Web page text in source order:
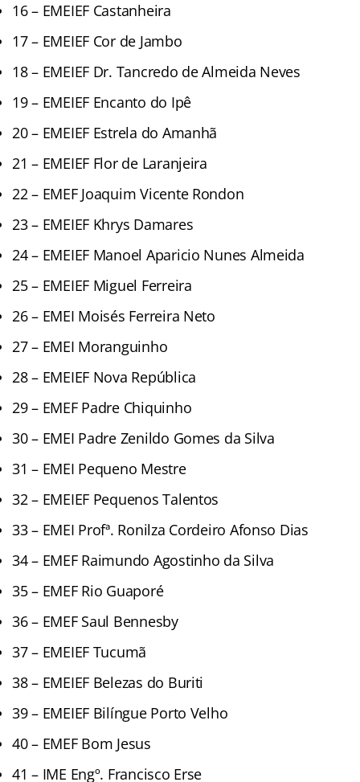
16 – EMEIEF Castanheira
17 – EMEIEF Cor de Jambo
18 – EMEIEF Dr. Tancredo de Almeida Neves
19 – EMEIEF Encanto do Ipê
20 – EMEIEF Estrela do Amanhã
21 – EMEIEF Flor de Laranjeira
22 – EMEF Joaquim Vicente Rondon
23 – EMEIEF Khrys Damares
24 – EMEIEF Manoel Aparicio Nunes Almeida
25 – EMEIEF Miguel Ferreira
26 – EMEI Moisés Ferreira Neto
27 – EMEI Moranguinho
28 – EMEIEF Nova República
29 – EMEF Padre Chiquinho
30 – EMEI Padre Zenildo Gomes da Silva
31 – EMEI Pequeno Mestre
32 – EMEIEF Pequenos Talentos
33 – EMEI Profª. Ronilza Cordeiro Afonso Dias
34 – EMEF Raimundo Agostinho da Silva
35 – EMEF Rio Guaporé
36 – EMEF Saul Bennesby
37 – EMEIEF Tucumã
38 – EMEIEF Belezas do Buriti
39 – EMEIEF Bilíngue Porto Velho
40 – EMEF Bom Jesus
41 – IME Engº. Francisco Erse